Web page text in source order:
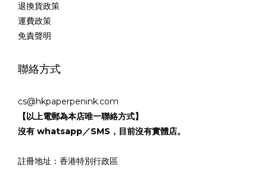
退換貨政策
運費政策
免責聲明
聯絡方式
cs@hkpaperpenink.com
【以上電郵為本店唯一聯絡方式】
沒有 whatsapp／SMS，目前沒有實體店。
註冊地址：香港特別行政區